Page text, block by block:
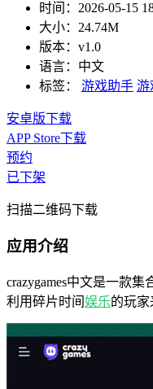
时间： 2026-05-15
大小： 24.74M
版本： v1.0
语言： 中文
标签：
游戏助手 游
安卓版下载
APP Store下载
预约
已下架
扫描二维码下载
应用介绍
crazygames中文是一款
利用碎片时间娱乐的玩